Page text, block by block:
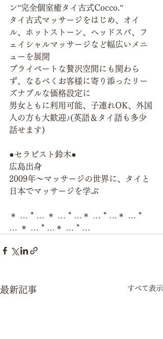
ン”完全個室癒タイ古式Cocco.”
タイ古式マッサージをはじめ、オイ
ル、ホットストーン、ヘッドスパ、フ
ェイシャルマッサージなど幅広いメニ
ューを展開
プライベートな贅沢空間にも関わら
ず、なるべくお客様に寄り添ったリー
ズナブルな価格設定に
男女ともに利用可能、子連れOK、外国
人の方も大歓迎♪(英語＆タイ語も多少
話せます)
●セラピスト鈴木●
広島出身
2009年～マッサージの世界に、タイと
日本でマッサージを学ぶ
＊ … * … ＊ … * …＊ … * …＊ … *
… ＊ … * …＊ … * …
最新記事 すべて表示